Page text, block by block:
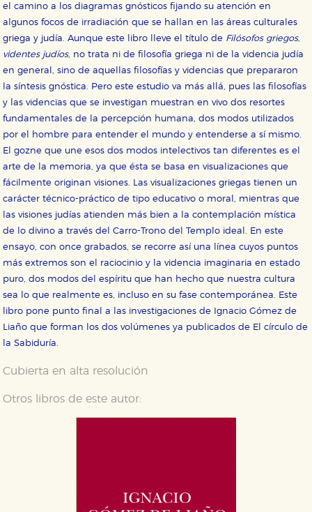
el camino a los diagramas gnósticos fijando su atención en
algunos focos de irradiación que se hallan en las áreas culturales
griega y judía. Aunque este libro lleve el título de Filósofos griegos,
videntes judíos, no trata ni de filosofía griega ni de la videncia judía
en general, sino de aquellas filosofías y videncias que prepararon
la síntesis gnóstica. Pero este estudio va más allá, pues las filosofías
y las videncias que se investigan muestran en vivo dos resortes
fundamentales de la percepción humana, dos modos utilizados
por el hombre para entender el mundo y entenderse a sí mismo.
El gozne que une esos dos modos intelectivos tan diferentes es el
arte de la memoria, ya que ésta se basa en visualizaciones que
fácilmente originan visiones. Las visualizaciones griegas tienen un
carácter técnico-práctico de tipo educativo o moral, mientras que
las visiones judías atienden más bien a la contemplación mística
de lo divino a través del Carro-Trono del Templo ideal. En este
ensayo, con once grabados, se recorre así una línea cuyos puntos
más extremos son el raciocinio y la videncia imaginaria en estado
puro, dos modos del espíritu que han hecho que nuestra cultura
sea lo que realmente es, incluso en su fase contemporánea. Este
libro pone punto final a las investigaciones de Ignacio Gómez de
Liaño que forman los dos volúmenes ya publicados de El círculo de
la Sabiduría.
Cubierta en alta resolución
Otros libros de este autor: